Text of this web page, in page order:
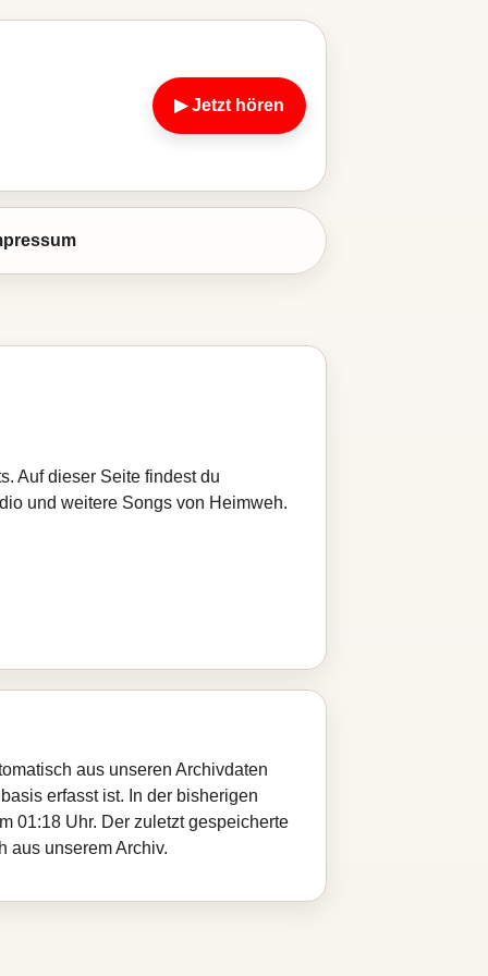
▶ Jetzt hören
Auf dieser Seite findest du
und weitere Songs von Heimweh.
aus unseren Archivdaten
erfasst ist. In der bisherigen
01:18 Uhr. Der zuletzt gespeicherte
aus unserem Archiv.